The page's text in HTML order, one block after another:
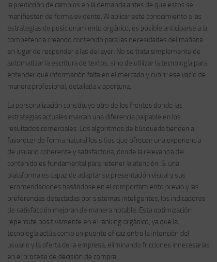
la predicción de cambios en la demanda antes de que estos se
manifiesten de forma evidente. Al aplicar este conocimiento a las
estrategias de posicionamiento orgánico, es posible anticiparse a la
competencia creando contenido para las necesidades del mañana
en lugar de responder a las del ayer. No se trata simplemente de
automatizar la escritura de textos, sino de utilizar la tecnología para
entender qué información falta en el mercado y cubrir ese vacío de
manera profesional, detallada y oportuna.
La personalización constituye otro de los frentes donde las
estrategias actuales marcan una diferencia palpable en los
resultados comerciales. Los algoritmos de búsqueda tienden a
favorecer de forma natural los sitios que ofrecen una experiencia
de usuario coherente y satisfactoria, donde la relevancia del
contenido es fundamental para retener la atención. Si una
plataforma es capaz de adaptar su presentación visual y sus
recomendaciones basándose en el comportamiento previo y las
preferencias detectadas por sistemas inteligentes, los indicadores
de satisfacción mejoran de manera notable. Esta optimización
repercute positivamente en el ranking orgánico, ya que la
tecnología actúa como un puente eficaz entre la intención del
usuario y la oferta de la empresa, eliminando fricciones innecesarias
en el proceso de decisión de compra.